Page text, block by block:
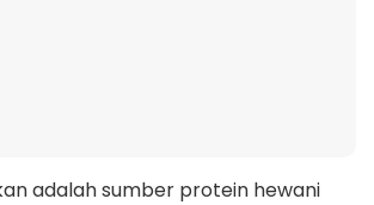
adalah sumber protein hewani